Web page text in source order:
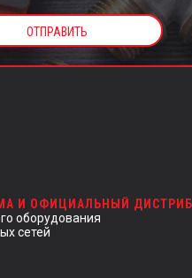
И ОФИЦИАЛЬНЫЙ
оборудования
сетей